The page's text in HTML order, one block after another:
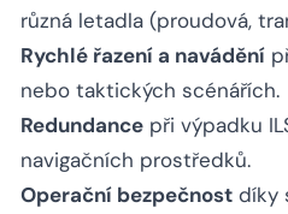
různá letadla (proudová,
Rychlé řazení a navádění
nebo taktických scénářích.
Redundance při výpadku
navigačních prostředků.
Operační bezpečnost díky